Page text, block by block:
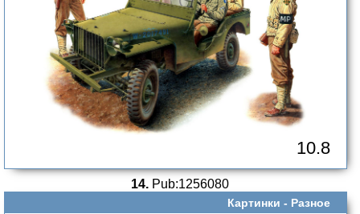
10.8
14. Pub:1256080
Картинки - Разное